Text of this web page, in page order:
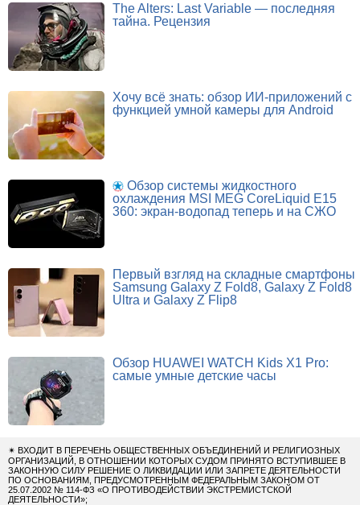
The Alters: Last Variable — последняя
тайна. Рецензия
Хочу всё знать: обзор ИИ-приложений с
функцией умной камеры для Android
Обзор системы жидкостного
охлаждения MSI MEG CoreLiquid E15
360: экран-водопад теперь и на СЖО
Первый взгляд на складные смартфоны
Samsung Galaxy Z Fold8, Galaxy Z Fold8
Ultra и Galaxy Z Flip8
Обзор HUAWEI WATCH Kids X1 Pro:
самые умные детские часы
✴ ВХОДИТ В ПЕРЕЧЕНЬ ОБЩЕСТВЕННЫХ ОБЪЕДИНЕНИЙ И РЕЛИГИОЗНЫХ
ОРГАНИЗАЦИЙ, В ОТНОШЕНИИ КОТОРЫХ СУДОМ ПРИНЯТО ВСТУПИВШЕЕ В
ЗАКОННУЮ СИЛУ РЕШЕНИЕ О ЛИКВИДАЦИИ ИЛИ ЗАПРЕТЕ ДЕЯТЕЛЬНОСТИ
ПО ОСНОВАНИЯМ, ПРЕДУСМОТРЕННЫМ ФЕДЕРАЛЬНЫМ ЗАКОНОМ ОТ
25.07.2002 № 114-ФЗ «О ПРОТИВОДЕЙСТВИИ ЭКСТРЕМИСТСКОЙ
ДЕЯТЕЛЬНОСТИ»;